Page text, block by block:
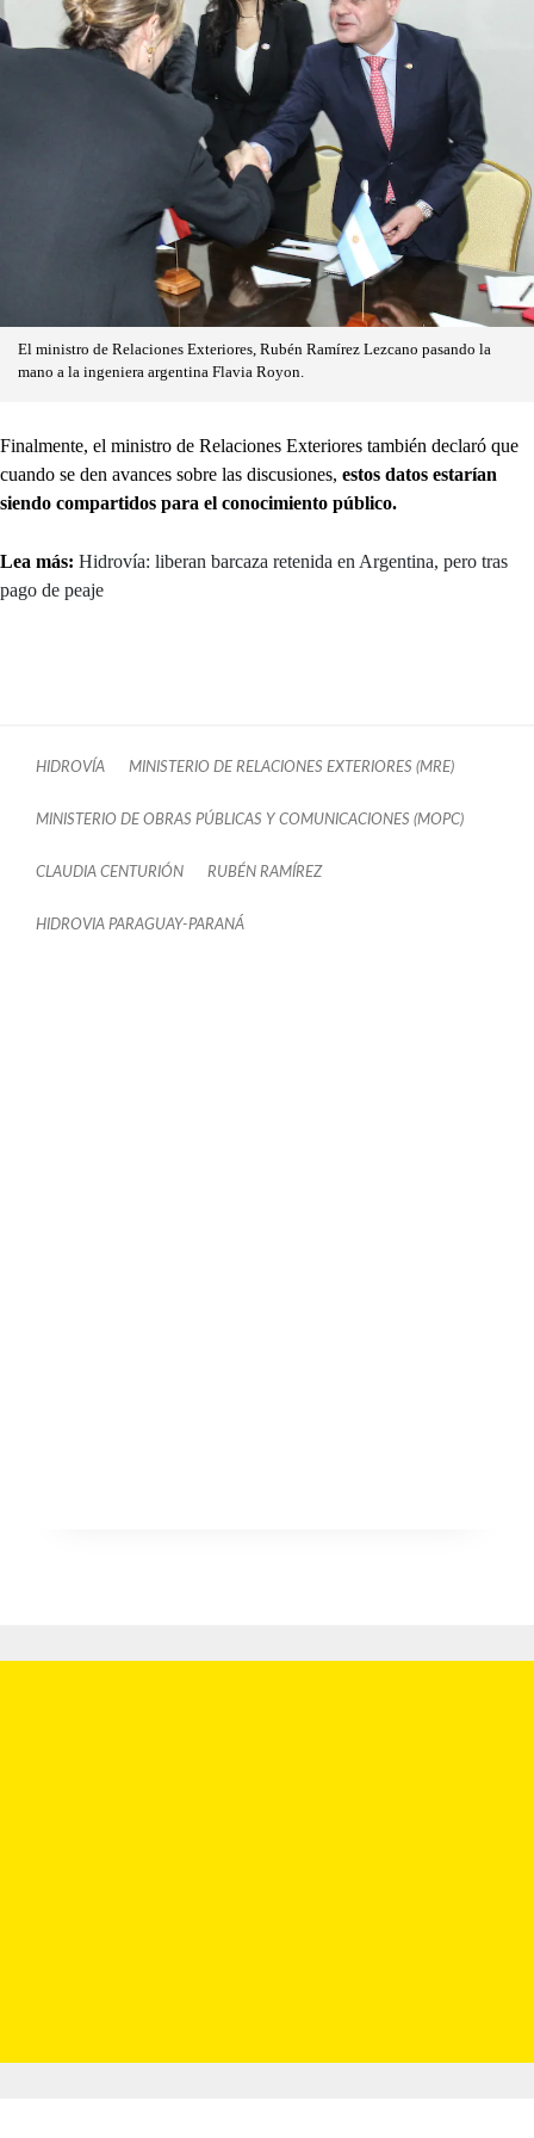
El ministro de Relaciones Exteriores, Rubén Ramírez Lezcano pasando la
mano a la ingeniera argentina Flavia Royon.
Finalmente, el ministro de Relaciones Exteriores también declaró que
cuando se den avances sobre las discusiones, estos datos estarían
siendo compartidos para el conocimiento público.
Lea más: Hidrovía: liberan barcaza retenida en Argentina, pero tras
pago de peaje
HIDROVÍA MINISTERIO DE RELACIONES EXTERIORES (MRE)
MINISTERIO DE OBRAS PÚBLICAS Y COMUNICACIONES (MOPC)
CLAUDIA CENTURIÓN RUBÉN RAMÍREZ
HIDROVIA PARAGUAY-PARANÁ